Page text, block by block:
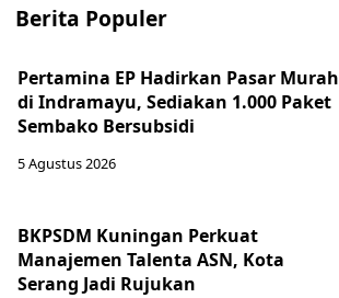
Berita Populer
Pertamina EP Hadirkan Pasar Murah
di Indramayu, Sediakan 1.000 Paket
Sembako Bersubsidi
5 Agustus 2026
BKPSDM Kuningan Perkuat
Manajemen Talenta ASN, Kota
Serang Jadi Rujukan